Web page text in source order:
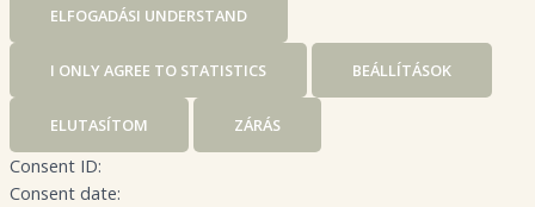
ELFOGADÁSI UNDERSTAND
I ONLY AGREE TO STATISTICS BEÁLLÍTÁSOK
ELUTASÍTOM ZÁRÁS
Consent ID:
Consent date: